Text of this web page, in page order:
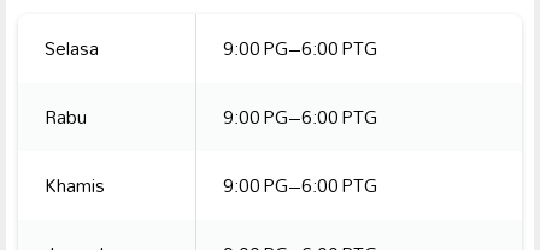
Selasa
9:00 PG–6:00 PTG
Rabu
9:00 PG–6:00 PTG
Khamis
9:00 PG–6:00 PTG